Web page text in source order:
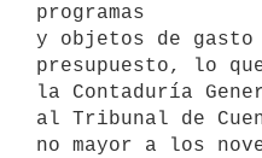
programas
y objetos de gasto
presupuesto, lo
la Contaduría
al Tribunal de
no mayor a los